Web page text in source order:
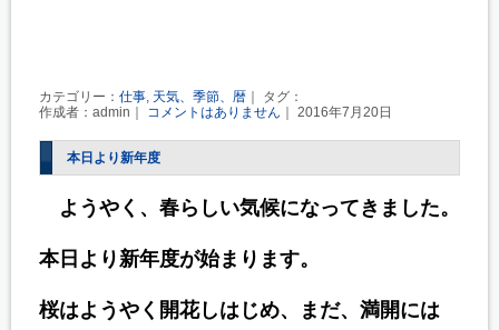
カテゴリー： 仕事 天気、季節、暦 ｜ タグ：
作成者：admin｜
コメントはありません ｜ 2016年7月20日
本日より新年度
ようやく、春らしい気候になってきました。
本日より新年度が始まります。
桜はようやく開花しはじめ、まだ、満開には